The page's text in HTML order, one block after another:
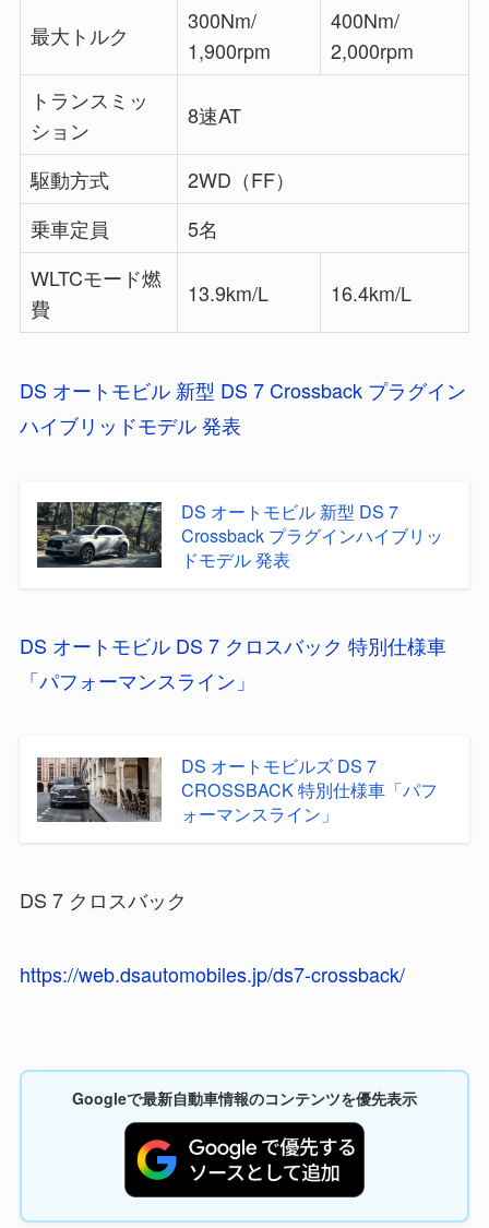
最大トルク
300Nm/
1,900rpm
400Nm/
2,000rpm
トランスミッ
ション
8速AT
駆動方式
2WD（FF）
乗車定員
5名
WLTCモード燃
費
13.9km/L 16.4km/L
DS オートモビル 新型 DS 7 Crossback プラグイン
ハイブリッドモデル 発表
DS オートモビル 新型 DS 7
Crossback プラグインハイブリッ
ドモデル 発表
DS オートモビル DS 7 クロスバック 特別仕様車
「パフォーマンスライン」
DS オートモビルズ DS 7
CROSSBACK 特別仕様車「パフ
ォーマンスライン」
DS 7 クロスバック
https://web.dsautomobiles.jp/ds7-crossback/
Googleで最新自動車情報のコンテンツを優先表示